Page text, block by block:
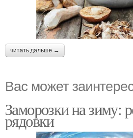
читать дальше →
Вас может
Заморозки на зиму:
рядовки